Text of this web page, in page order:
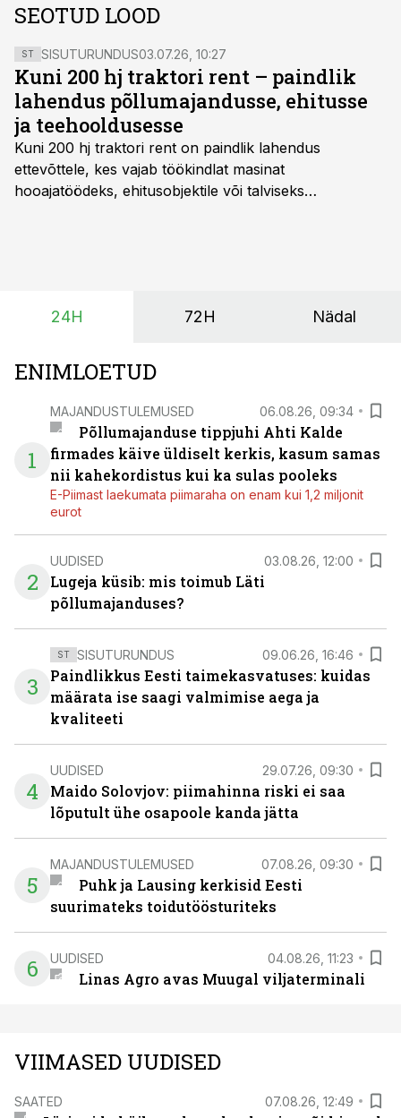
SEOTUD LOOD
ST SISUTURUNDUS03.07.26, 10:27
Kuni 200 hj traktori rent – paindlik
lahendus põllumajandusse, ehitusse
ja teehooldusesse
Kuni 200 hj traktori rent on paindlik lahendus
ettevõttele, kes vajab töökindlat masinat
hooajatöödeks, ehitusobjektile või talviseks
on suurim ning iga töötund on oluline.
24H 72H Nädal
ENIMLOETUD
1
MAJANDUSTULEMUSED 06.08.26, 09:34
Põllumajanduse tippjuhi Ahti Kalde
firmades käive üldiselt kerkis, kasum samas
nii kahekordistus kui ka sulas pooleks
E-Piimast laekumata piimaraha on enam kui 1,2 miljonit
eurot
2
UUDISED 03.08.26, 12:00
Lugeja küsib: mis toimub Läti
põllumajanduses?
3
ST SISUTURUNDUS 09.06.26, 16:46
Paindlikkus Eesti taimekasvatuses: kuidas
määrata ise saagi valmimise aega ja
kvaliteeti
4
UUDISED 29.07.26, 09:30
Maido Solovjov: piimahinna riski ei saa
lõputult ühe osapoole kanda jätta
5
MAJANDUSTULEMUSED 07.08.26, 09:30
Puhk ja Lausing kerkisid Eesti
suurimateks toidutöösturiteks
6 UUDISED 04.08.26, 11:23
Linas Agro avas Muugal viljaterminali
VIIMASED UUDISED
SAATED 07.08.26, 12:49